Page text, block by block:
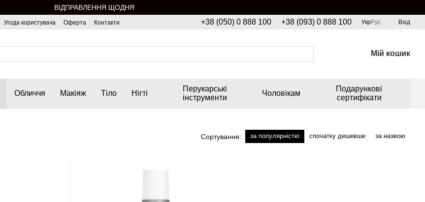
ВІДПРАВЛЕННЯ ЩОДНЯ
Угода користувача Оферта Контакти +38 (050) 0 888 100 +38 (093) 0 888 100 УкрРус Вхід
Мій кошик
Обличчя Макіяж Тіло Нігті
Перукарські
інструменти
Чоловікам
Подарункові
сертифікати
Сортування: за популярністю спочатку дешевше за назвою